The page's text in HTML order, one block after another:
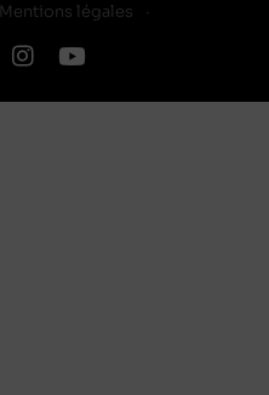
Mentions légales